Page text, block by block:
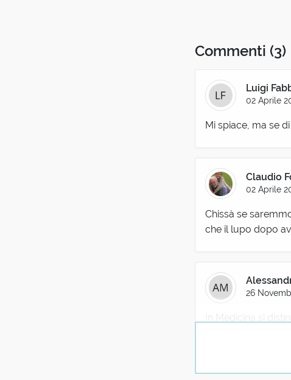
Commenti (3)
Luigi
02 Aprile
Mi spiace, ma se
Claudio
02 Aprile
Chissà se
che il lupo dopo
26